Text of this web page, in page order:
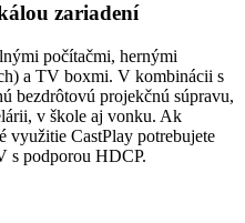
zariadení
počítačmi, hernými
a TV boxmi. V kombinácii s
bezdrôtovú projekčnú súpravu,
v škole aj vonku. Ak
využitie CastPlay potrebujete
s podporou HDCP.